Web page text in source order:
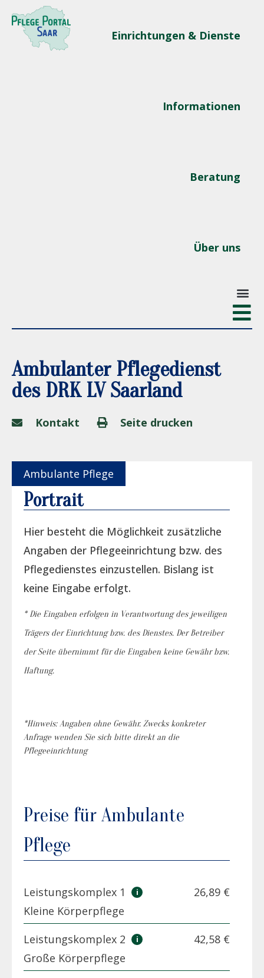
Einrichtungen & Dienste
Informationen
Beratung
Über uns
Ambulanter Pflegedienst
des DRK LV Saarland
Kontakt Seite drucken
Ambulante Pflege
Portrait
Hier besteht die Möglichkeit zusätzliche
Angaben der Pflegeeinrichtung bzw. des
Pflegedienstes einzustellen. Bislang ist
keine Eingabe erfolgt.
* Die Eingaben erfolgen in Verantwortung des jeweiligen
Trägers der Einrichtung bzw. des Dienstes. Der Betreiber
der Seite übernimmt für die Eingaben keine Gewähr bzw.
Haftung.
*Hinweis: Angaben ohne Gewähr. Zwecks konkreter
Anfrage wenden Sie sich bitte direkt an die
Pflegeeinrichtung
Preise für Ambulante
Pflege
Leistungskomplex 1
Kleine Körperpflege
26,89 €
Leistungskomplex 2
Große Körperpflege
42,58 €